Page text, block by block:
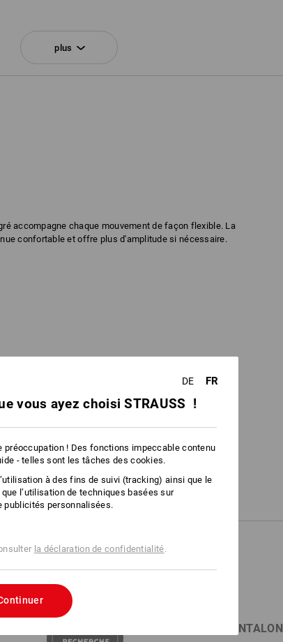
Service de logos
plus
accompagne chaque mouvement de façon flexible. La
confortable et offre plus d'amplitude si nécessaire.
1 / 3
RECHERCHE DE PANTALON
DE FR
vous ayez choisi STRAUSS !
préoccupation ! Des fonctions impeccable contenu
- telles sont les tâches des cookies.
à des fins de suivi (tracking) ainsi que le
l’utilisation de techniques basées sur
publicités personnalisées.
la déclaration de confidentialité.